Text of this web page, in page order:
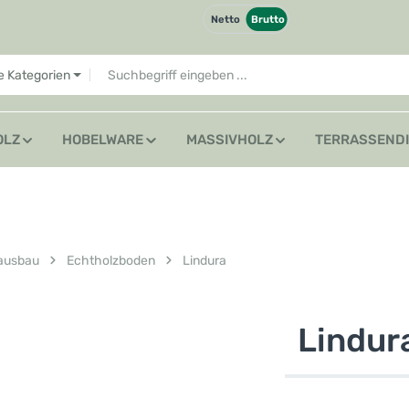
Netto Brutto
Kategorien
HOBELWARE MASSIVHOLZ
Echtholzboden Lindura